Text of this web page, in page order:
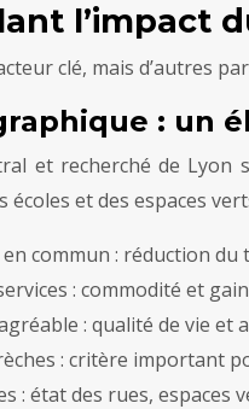
l’impact
clé, mais d’autres
: un
et recherché de Lyon
écoles et des espaces
commun : réduction du
: commodité et
: qualité de vie et
: critère important
: état des rues, espaces